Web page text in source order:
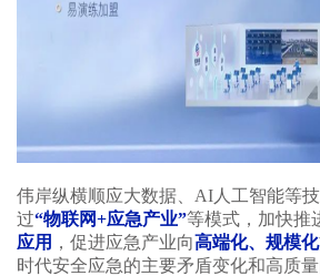
伟岸纵横顺应大数据、AI人工智能等
过“物联网+应急产业”等模式，加快推
应用 ，促进应急产业向高端化、规模化
时代安全应急的主要矛盾变化和高质量